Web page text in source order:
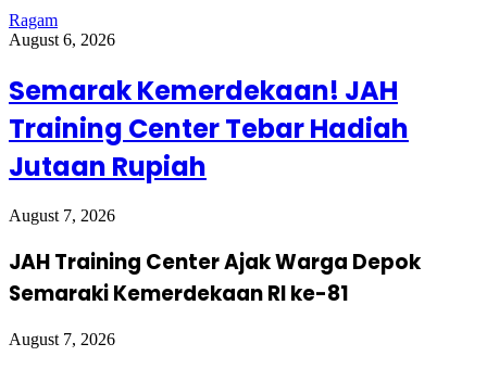
Ragam
August 6, 2026
Semarak Kemerdekaan! JAH
Training Center Tebar Hadiah
Jutaan Rupiah
August 7, 2026
JAH Training Center Ajak Warga Depok
Semaraki Kemerdekaan RI ke-81
August 7, 2026